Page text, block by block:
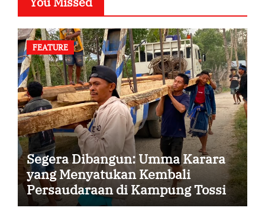
FEATURE
Segera Dibangun: Umma Karara
yang Menyatukan Kembali
Persaudaraan di Kampung Tossi